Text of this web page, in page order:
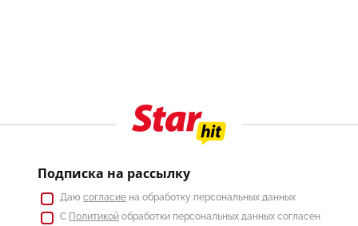
Подписка на рассылку
Даю согласие на обработку персональных данных
С Политикой обработки персональных данных согласен